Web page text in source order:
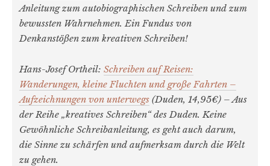
Anleitung zum autobiographischen Schreiben und zum
bewussten Wahrnehmen. Ein Fundus von
Denkanstößen zum kreativen Schreiben!
Hans-Josef Ortheil: Schreiben auf Reisen:
Wanderungen, kleine Fluchten und große Fahrten –
Aufzeichnungen von unterwegs (Duden, 14,95€) – Aus
der Reihe „kreatives Schreiben“ des Duden. Keine
Gewöhnliche Schreibanleitung, es geht auch darum,
die Sinne zu schärfen und aufmerksam durch die Welt
zu gehen.